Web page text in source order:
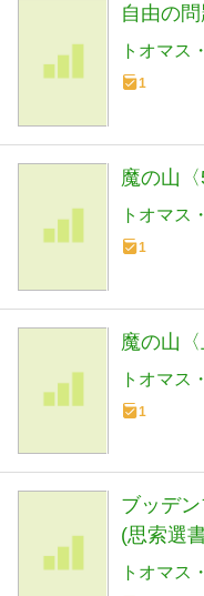
自由の
トオマス
1
魔の山〈
トオマス
1
魔の山
トオマス
1
ブッデ
(思索選
トオマス